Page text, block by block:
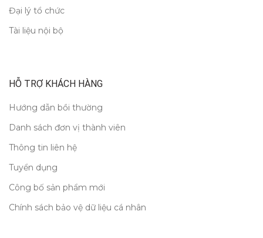
Đại lý tổ chức
Tài liệu nội bộ
HỖ TRỢ KHÁCH HÀNG
Hướng dẫn bồi thường
Danh sách đơn vị thành viên
Thông tin liên hệ
Tuyển dụng
Công bố sản phẩm mới
Chính sách bảo vệ dữ liệu cá nhân